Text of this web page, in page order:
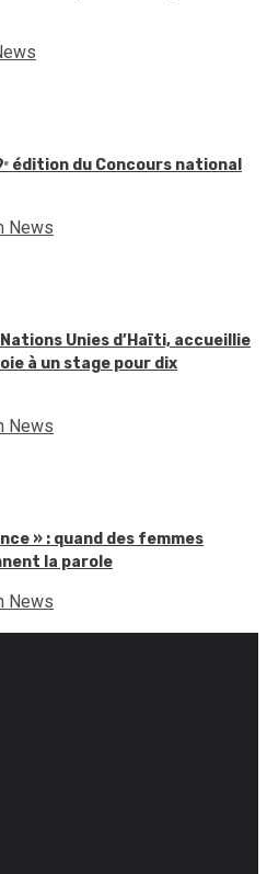
édition du Concours national
News
Unies d’Haïti, accueillie
à un stage pour dix
News
» : quand des femmes
la parole
News